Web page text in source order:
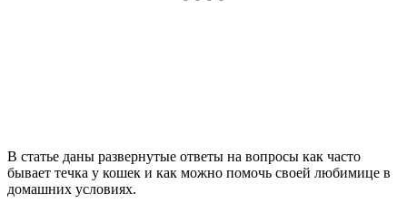
В статье даны развернутые ответы на вопросы как часто
бывает течка у кошек и как можно помочь своей любимице в
домашних условиях.